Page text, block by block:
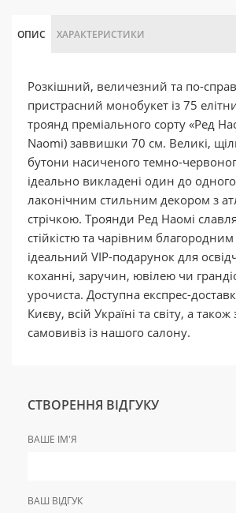
ОПИС ХАРАКТЕРИСТИКИ
Розкішний, величезний та по-
пристрасний монобукет із 75
троянд преміального сорту «Ред
Naomi) заввишки 70 см. Великі,
бутони насиченого темно-
ідеально викладені один до
лаконічним стильним декором з
стрічкою. Троянди Ред Наомі
стійкістю та чарівним
ідеальний VIP-подарунок для
коханні, заручин, ювілею чи
урочиста. Доступна експрес-
Києву, всій Україні та світу, а
самовивіз із нашого салону.
СТВОРЕННЯ ВІДГУКУ
ВАШЕ ІМ'Я
ВАШ ВІДГУК